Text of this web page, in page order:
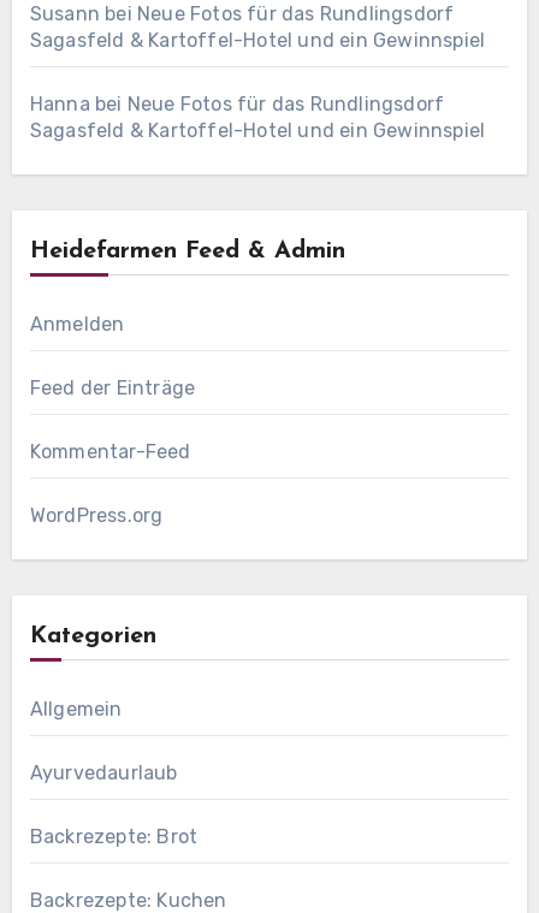
Susann bei Neue Fotos für das Rundlingsdorf
Sagasfeld & Kartoffel-Hotel und ein Gewinnspiel
Hanna bei Neue Fotos für das Rundlingsdorf
Sagasfeld & Kartoffel-Hotel und ein Gewinnspiel
Heidefarmen Feed & Admin
Anmelden
Feed der Einträge
Kommentar-Feed
WordPress.org
Kategorien
Allgemein
Ayurvedaurlaub
Backrezepte: Brot
Backrezepte: Kuchen